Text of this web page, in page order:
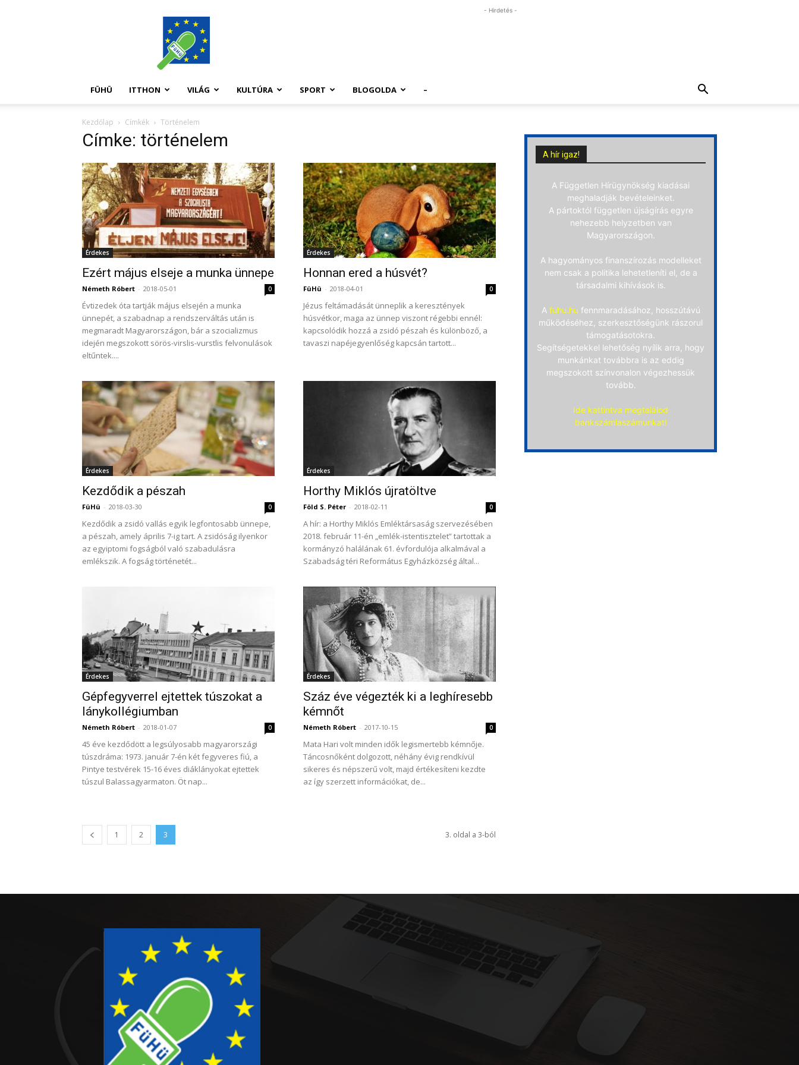
FüHü
- Hirdetés -
FÜHÜ ITTHON VILÁG KULTÚRA SPORT BLOGOLDA –
Kezdőlap Címkék Történelem
Címke: történelem
Érdekes
Ezért május elseje a munka ünnepe
Németh Róbert - 2018-05-01 0
Évtizedek óta tartják május elsején a munka
ünnepét, a szabadnap a rendszerváltás után is
megmaradt Magyarországon, bár a szocializmus
idején megszokott sörös-virslis-vurstlis felvonulások
eltűntek....
Érdekes
Honnan ered a húsvét?
FüHü - 2018-04-01 0
Jézus feltámadását ünneplik a keresztények
húsvétkor, maga az ünnep viszont régebbi ennél:
kapcsolódik hozzá a zsidó pészah és különböző, a
tavaszi napéjegyenlőség kapcsán tartott...
Érdekes
Kezdődik a pészah
FüHü - 2018-03-30 0
Kezdődik a zsidó vallás egyik legfontosabb ünnepe,
a pészah, amely április 7-ig tart. A zsidóság ilyenkor
az egyiptomi fogságból való szabadulásra
emlékszik. A fogság történetét...
Érdekes
Horthy Miklós újratöltve
Föld S. Péter - 2018-02-11 0
A hír: a Horthy Miklós Emléktársaság szervezésében
2018. február 11-én „emlék-istentisztelet” tartottak a
kormányzó halálának 61. évfordulója alkalmával a
Szabadság téri Református Egyházközség által...
Érdekes
Gépfegyverrel ejtettek túszokat a
lánykollégiumban
Németh Róbert - 2018-01-07 0
45 éve kezdődött a legsúlyosabb magyarországi
túszdráma: 1973. január 7-én két fegyveres fiú, a
Pintye testvérek 15-16 éves diáklányokat ejtettek
túszul Balassagyarmaton. Öt nap...
Érdekes
Száz éve végezték ki a leghíresebb
kémnőt
Németh Róbert - 2017-10-15 0
Mata Hari volt minden idők legismertebb kémnője.
Táncosnőként dolgozott, néhány évig rendkívül
sikeres és népszerű volt, majd értékesíteni kezdte
az így szerzett információkat, de...
1 2 3 3. oldal a 3-ból
A hír igaz!
A Független Hírügynökség kiadásai
meghaladják bevételeinket.
A pártoktól független újságírás egyre
nehezebb helyzetben van
Magyarországon.
A hagyományos finanszírozás modelleket
nem csak a politika lehetetleníti el, de a
társadalmi kihívások is.
A fuhu.hu fennmaradásához, hosszútávú
működéséhez, szerkesztőségünk rászorul
támogatásotokra.
Segítségetekkel lehetőség nyílik arra, hogy
munkánkat továbbra is az eddig
megszokott színvonalon végezhessük
tovább.
Ide kattintva megtalálod
bankszámlaszámunkat!